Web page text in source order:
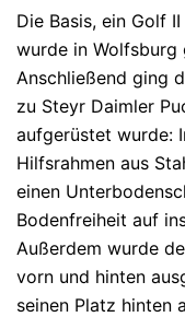
Die Basis, ein Golf
wurde in
Anschließend ging
zu Steyr Daimler
aufgerüstet wurde:
Hilfsrahmen aus
einen
Bodenfreiheit auf
Außerdem wurde
vorn und hinten
seinen Platz hinten